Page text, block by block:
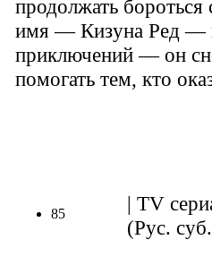
продолжать
имя — Кизуна Ред —
приключений — он
помогать тем, кто
85
| TV
(Рус.